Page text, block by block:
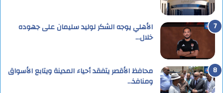
الأهلي يوجه الشكر لوليد سليمان على جهوده
خلال…
محافظ الأقصر يتفقد أحياء المدينة ويتابع الأسواق
ومنافذ…